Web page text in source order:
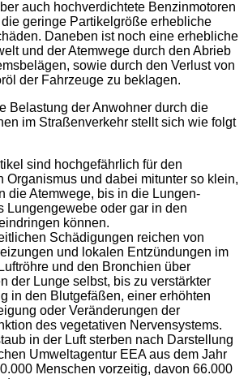
auch hochverdichtete Benzinmotoren
geringe Partikelgröße erhebliche
Daneben ist noch eine erhebliche
und der Atemwege durch den Abrieb
sowie durch den Verlust von
der Fahrzeuge zu beklagen.
Belastung der Anwohner durch die
im Straßenverkehr stellt sich wie folgt
sind hochgefährlich für den
Organismus und dabei mitunter so klein,
die Atemwege, bis in die Lungen-
Lungengewebe oder gar in den
können.
Schädigungen reichen von
und lokalen Entzündungen im
und den Bronchien über
der Lunge selbst, bis zu verstärkter
in den Blutgefäßen, einer erhöhten
oder Veränderungen der
des vegetativen Nervensystems.
in der Luft sterben nach Darstellung
Umweltagentur EEA aus dem Jahr
Menschen vorzeitig, davon 66.000